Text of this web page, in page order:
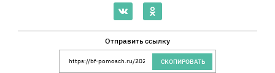
Отправить ссылку
Ссылка на сайт Благотворительного Фонда
СКОПИРОВАТЬ